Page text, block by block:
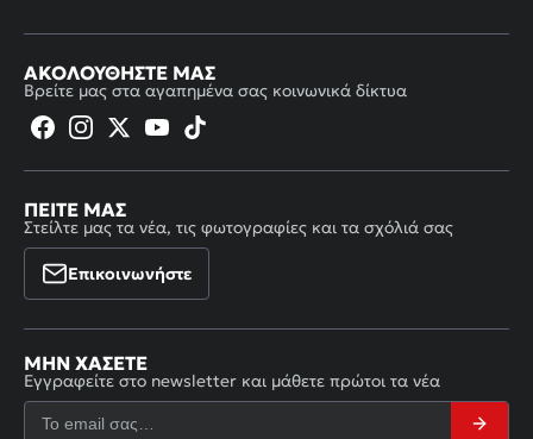
ΑΚΟΛΟΥΘΉΣΤΕ ΜΑΣ
Βρείτε μας στα αγαπημένα σας κοινωνικά δίκτυα
ΠΕΊΤΕ ΜΑΣ
Στείλτε μας τα νέα, τις φωτογραφίες και τα σχόλιά σας
Επικοινωνήστε
ΜΗΝ ΧΆΣΕΤΕ
Εγγραφείτε στο newsletter και μάθετε πρώτοι τα νέα